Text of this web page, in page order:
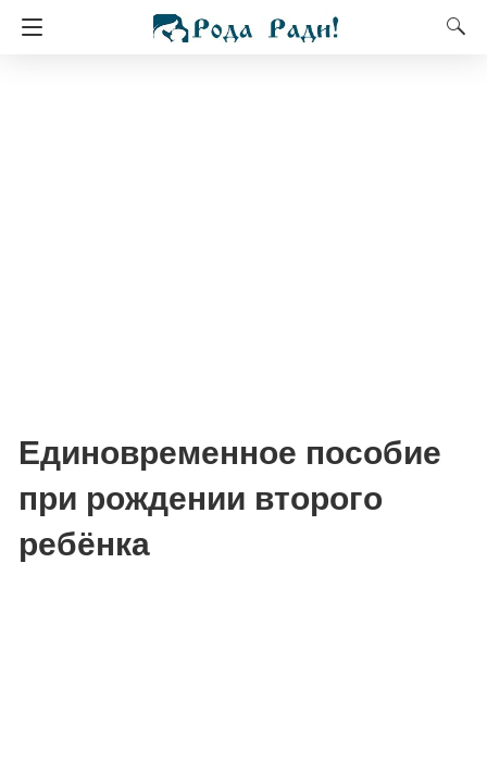
Единовременное пособие
при рождении второго
ребёнка